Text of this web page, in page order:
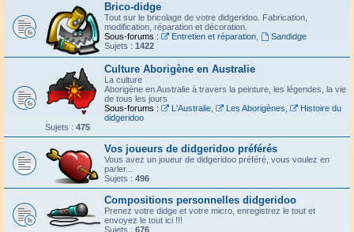
Brico-didge
Tout sur le bricolage de votre didgeridoo. Fabrication,
modification, réparation et décoration.
Sous-forums :
Entretien et réparation,
Sandidge
Sujets : 1422
Culture Aborigène en Australie
La culture
Aborigène en Australie à travers la peinture, les légendes, la vie
de tous les jours
Sous-forums :
L'Australie, Les Aborigènes
Histoire du
didgeridoo
Sujets : 475
Vos joueurs de didgeridoo préférés
Vous avez un joueur de didgeridoo préféré, vous voulez en
parler...
Sujets : 496
Compositions personnelles didgeridoo
Prenez votre didge et votre micro, enregistrez le tout et
envoyez le tout ici !!!
Sujets : 676